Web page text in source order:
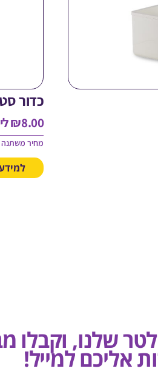
כדור
₪8.00
מחיר משתנה
שלנו, וקבלו
אליכם למייל!